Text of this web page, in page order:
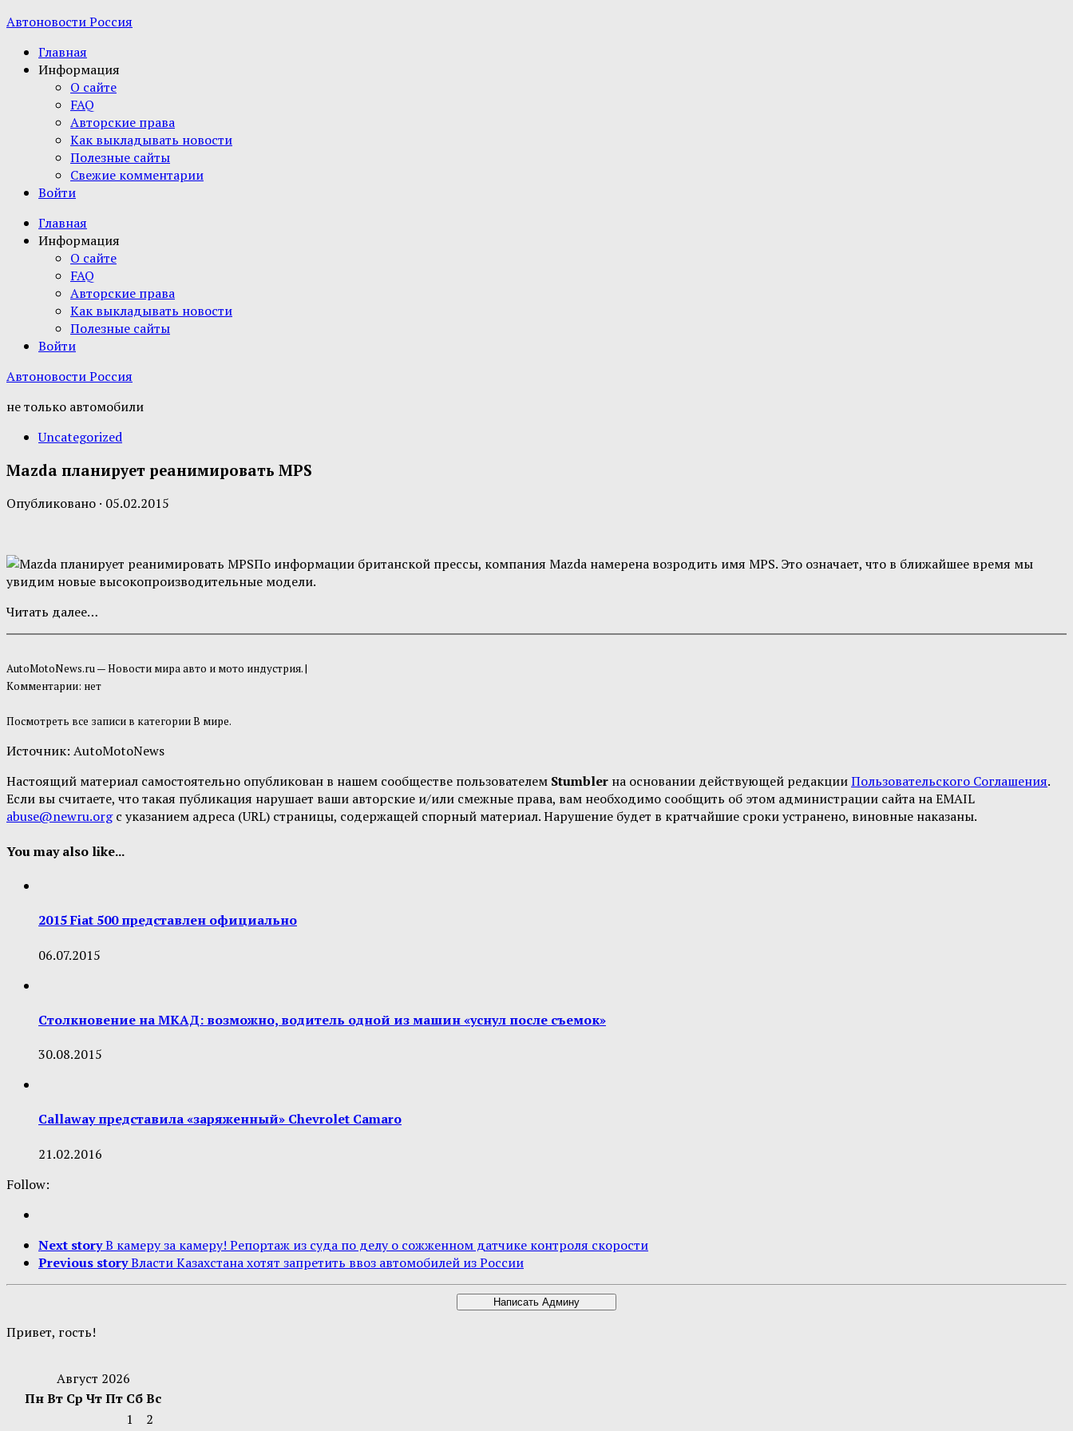
Автоновости Россия
Главная
Информация
О сайте
FAQ
Авторские права
Как выкладывать новости
Полезные сайты
Свежие комментарии
Войти
Главная
Информация
О сайте
FAQ
Авторские права
Как выкладывать новости
Полезные сайты
Войти
Автоновости Россия
не только автомобили
Uncategorized
Mazda планирует реанимировать MPS
Опубликовано · 05.02.2015
По информации британской прессы, компания Mazda намерена возродить имя MPS. Это означает, что в ближайшее время мы
увидим новые высокопроизводительные модели.
Читать далее…
AutoMotoNews.ru — Новости мира авто и мото индустрия.|
Комментарии: нет
Посмотреть все записи в категорииВ мире.
Источник: AutoMotoNews
Настоящий материал самостоятельно опубликован в нашем сообществе пользователем Stumbler на основании действующей редакцииПользовательского Соглашения.
Если вы считаете, что такая публикация нарушает ваши авторские и/или смежные права, вам необходимо сообщить об этом администрации сайта на EMAIL
abuse@newru.orgс указанием адреса (URL) страницы, содержащей спорный материал. Нарушение будет в кратчайшие сроки устранено, виновные наказаны.
You may also like...
2015 Fiat 500 представлен официально
06.07.2015
Столкновение на МКАД: возможно, водитель одной из машин «уснул после съемок»
30.08.2015
Callaway представила «заряженный» Chevrolet Camaro
21.02.2016
Follow:
Next storyВ камеру за камеру! Репортаж из суда по делу о сожженном датчике контроля скорости
Previous storyВласти Казахстана хотят запретить ввоз автомобилей из России
Привет, гость!
Август 2026
ПнВт Ср ЧтПт СбВс
1
2